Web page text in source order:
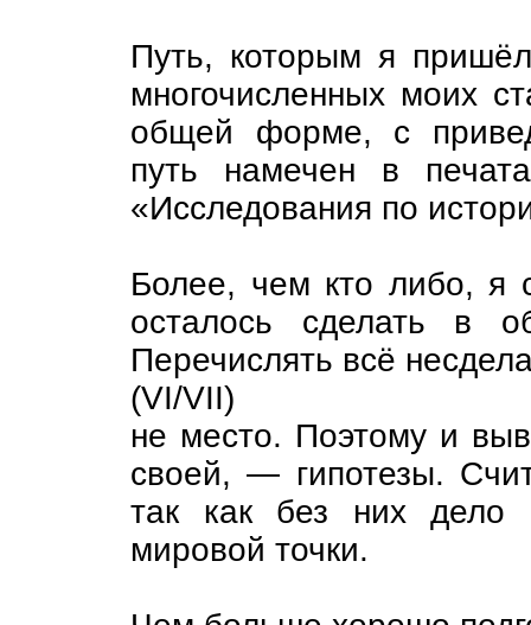
Путь, которым я
многочисленных моих
общей форме, с
путь наме­чен в
«Исследования по
Более, чем кто либо, я
осталось сделать в
Перечислять всё
(VI/VII)
не место. Поэтому и
своей, — гипотезы.
так как без них дело
мировой точки.